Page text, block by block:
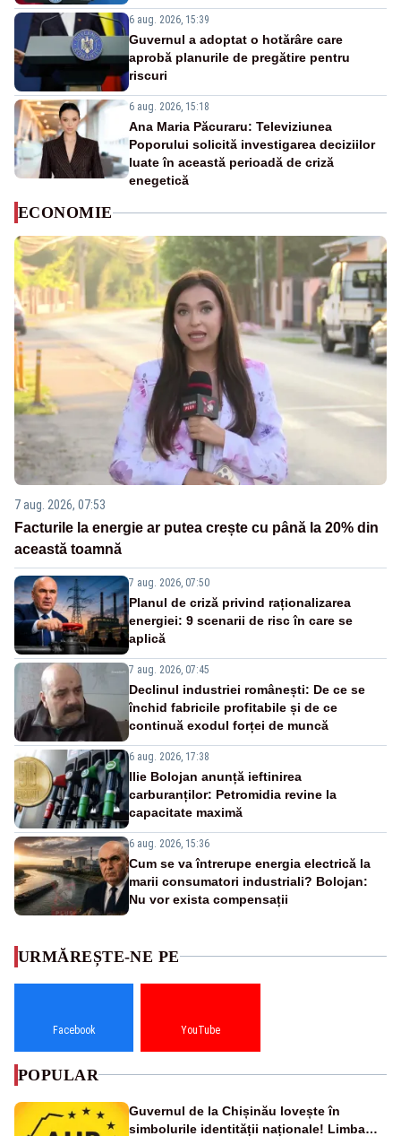
6 aug. 2026, 15:39
Guvernul a adoptat o hotărâre care
aprobă planurile de pregătire pentru
riscuri
6 aug. 2026, 15:18
Ana Maria Păcuraru: Televiziunea
Poporului solicită investigarea deciziilor
luate în această perioadă de criză
enegetică
ECONOMIE
7 aug. 2026, 07:53
Facturile la energie ar putea crește cu până la 20% din
această toamnă
7 aug. 2026, 07:50
Planul de criză privind raționalizarea
energiei: 9 scenarii de risc în care se
aplică
7 aug. 2026, 07:45
Declinul industriei românești: De ce se
închid fabricile profitabile și de ce
continuă exodul forței de muncă
6 aug. 2026, 17:38
Ilie Bolojan anunță ieftinirea
carburanților: Petromidia revine la
capacitate maximă
6 aug. 2026, 15:36
Cum se va întrerupe energia electrică la
marii consumatori industriali? Bolojan:
Nu vor exista compensații
URMĂREȘTE-NE PE
Facebook YouTube
POPULAR
Guvernul de la Chișinău lovește în
simbolurile identității naționale! Limba